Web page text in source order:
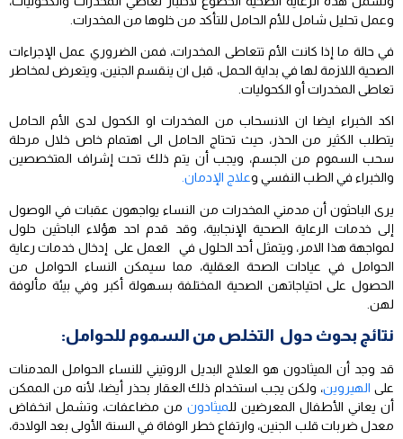
وعمل تحليل شامل للأم الحامل للتأكد من خلوها من المخدرات.
في حالة ما إذا كانت الأم تتعاطى المخدرات، فمن الضروري عمل الإجراءات
الصحية اللازمة لها في بداية الحمل، قبل ان ينقسم الجنين، ويتعرض لمخاطر
تعاطى المخدرات أو الكحوليات.
اكد الخبراء ايضا ان الانسحاب من المخدرات او الكحول لدى الأم الحامل
يتطلب الكثير من الحذر، حيث تحتاج الحامل الى اهتمام خاص خلال مرحلة
سحب السموم من الجسم، ويجب أن يتم ذلك تحت إشراف المتخصصين
والخبراء في الطب النفسي وعلاج الإدمان.
يرى الباحثون أن مدمني المخدرات من النساء يواجهون عقبات في الوصول
إلى خدمات الرعاية الصحية الإنجابية، وقد قدم احد هؤلاء الباحثين حلول
لمواجهة هذا الامر، ويتمثل أحد الحلول في العمل على إدخال خدمات رعاية
الحوامل في عيادات الصحة العقلية، مما سيمكن النساء الحوامل من
الحصول على احتياجاتهن الصحية المختلفة بسهولة أكبر وفي بيئة مألوفة
لهن.
نتائج بحوث حول التخلص من السموم للحوامل:
قد وجد أن الميثادون هو العلاج البديل الروتيني للنساء الحوامل المدمنات
على الهيروين، ولكن يجب استخدام ذلك العقار بحذر أيضا، لأنه من الممكن
أن يعاني الأطفال المعرضين للميثادون من مضاعفات، وتشمل انخفاض
معدل ضربات قلب الجنين، وارتفاع خطر الوفاة في السنة الأولى بعد الولادة،